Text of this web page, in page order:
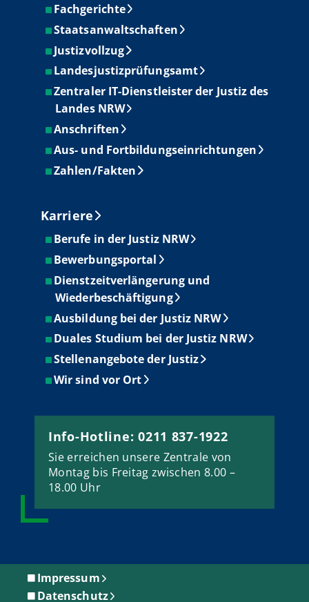
Fachgerichte
Staatsanwaltschaften
Justizvollzug
Landesjustizprüfungsamt
Zentraler IT-Dienstleister der Justiz des
Landes NRW
Anschriften
Aus- und Fortbildungseinrichtungen
Zahlen/Fakten
Karriere
Berufe in der Justiz NRW
Bewerbungsportal
Dienstzeitverlängerung und
Wiederbeschäftigung
Ausbildung bei der Justiz NRW
Duales Studium bei der Justiz NRW
Stellenangebote der Justiz
Wir sind vor Ort
Info-Hotline: 0211 837-1922
Sie erreichen unsere Zentrale von
Montag bis Freitag zwischen 8.00 –
18.00 Uhr
Impressum
Datenschutz